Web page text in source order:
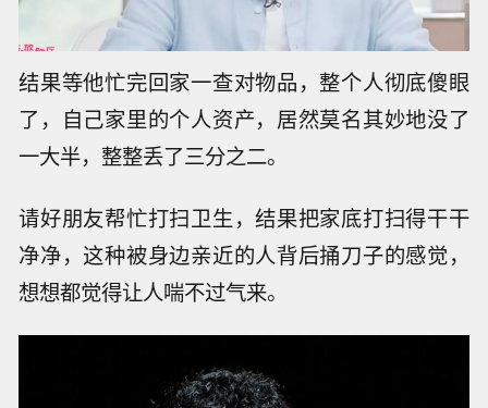
结果等他忙完回家一查对物品，整个人彻底傻眼
了，自己家里的个人资产，居然莫名其妙地没了
一大半，整整丢了三分之二。
请好朋友帮忙打扫卫生，结果把家底打扫得干干
净净，这种被身边亲近的人背后捅刀子的感觉，
想想都觉得让人喘不过气来。